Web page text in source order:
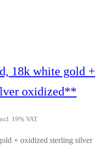
18k white gold +
oxidized**
19% VAT
+ oxidized sterling silver